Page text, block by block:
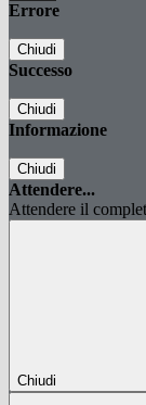
Errore
Chiudi
Successo
Chiudi
Informazione
Chiudi
Attendere...
Attendere il
Chiudi